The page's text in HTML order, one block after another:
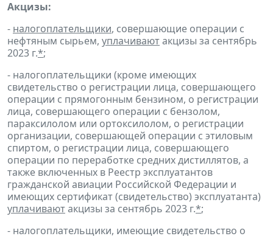
Акцизы:
- налогоплательщики, совершающие операции с
нефтяным сырьем, уплачиваютакцизы за сентябрь
2023 г.*;
- налогоплательщики (кроме имеющих
свидетельство о регистрации лица, совершающего
операции с прямогонным бензином, о регистрации
лица, совершающего операции с бензолом,
параксилолом или ортоксилолом, о регистрации
организации, совершающей операции с этиловым
спиртом, о регистрации лица, совершающего
операции по переработке средних дистиллятов, а
также включенных в Реестр эксплуатантов
гражданской авиации Российской Федерации и
имеющих сертификат (свидетельство) эксплуатанта)
уплачиваютакцизы за сентябрь 2023 г.*;
- налогоплательщики, имеющие свидетельство о